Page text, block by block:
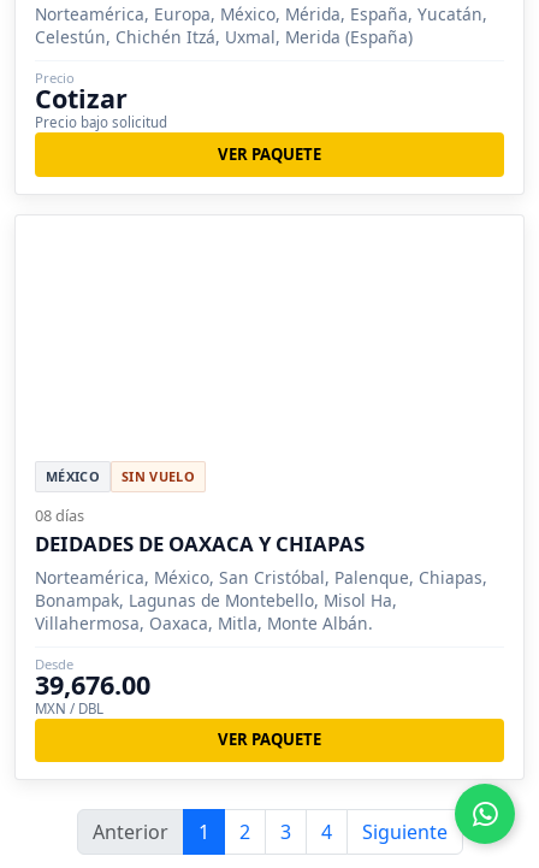
Norteamérica, Europa, México, Mérida, España, Yucatán,
Celestún, Chichén Itzá, Uxmal, Merida (España)
Precio
Cotizar
Precio bajo solicitud
VER PAQUETE
MÉXICO SIN VUELO
08 días
DEIDADES DE OAXACA Y CHIAPAS
Norteamérica, México, San Cristóbal, Palenque, Chiapas,
Bonampak, Lagunas de Montebello, Misol Ha,
Villahermosa, Oaxaca, Mitla, Monte Albán.
Desde
39,676.00
MXN / DBL
VER PAQUETE
Anterior 1 2 3 4 Siguiente